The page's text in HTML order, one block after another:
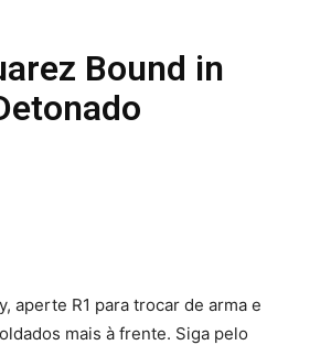
Bound in
aperte R1 para trocar de arma e
mais à frente. Siga pelo